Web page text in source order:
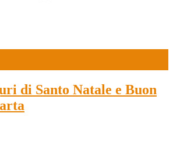
di Santo Natale e Buon